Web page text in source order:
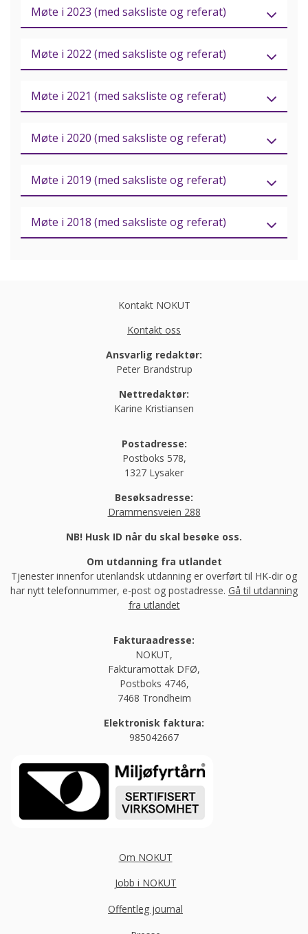
Møte i 2023 (med saksliste og referat)
Møte i 2022 (med saksliste og referat)
Møte i 2021 (med saksliste og referat)
Møte i 2020 (med saksliste og referat)
Møte i 2019 (med saksliste og referat)
Møte i 2018 (med saksliste og referat)
Kontakt NOKUT
Kontakt oss
Ansvarlig redaktør:
Peter Brandstrup
Nettredaktør:
Karine Kristiansen
Postadresse:
Postboks 578,
1327 Lysaker
Besøksadresse:
Drammensveien 288
NB! Husk ID når du skal besøke oss.
Om utdanning fra utlandet
Tjenester innenfor utenlandsk utdanning er overført til HK-dir og
har nytt telefonnummer, e-post og postadresse. Gå til utdanning
fra utlandet
Fakturaadresse:
NOKUT,
Fakturamottak DFØ,
Postboks 4746,
7468 Trondheim
Elektronisk faktura:
985042667
Om NOKUT
Jobb i NOKUT
Offentleg journal